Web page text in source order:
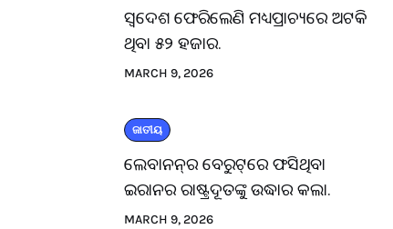
ସ୍ବଦେଶ ଫେରିଲେଣି ମଧ୍ୟପ୍ରାଚ୍ୟରେ ଅଟକି
ଥିବା ୫୨ ହଜାର.
MARCH 9, 2026
ଜାତୀୟ
ଲେବାନନ୍‌ର ବେରୁଟ୍‌ରେ ଫସିଥିବା
ଇରାନର ରାଷ୍ଟ୍ରଦୂତଙ୍କୁ ଉଦ୍ଧାର କଲା.
MARCH 9, 2026